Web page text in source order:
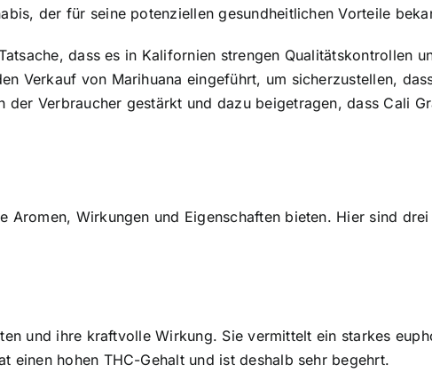
der für seine potenziellen gesundheitlichen Vorteile
dass es in Kalifornien strengen Qualitätskontrollen
Verkauf von Marihuana eingeführt, um sicherzustellen,
Verbraucher gestärkt und dazu beigetragen, dass Cali
Aromen, Wirkungen und Eigenschaften bieten. Hier sind
und ihre kraftvolle Wirkung. Sie vermittelt ein starkes
einen hohen THC-Gehalt und ist deshalb sehr begehrt.